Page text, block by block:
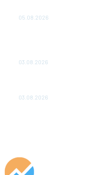
05.08.2026
03.08.2026
03.08.2026